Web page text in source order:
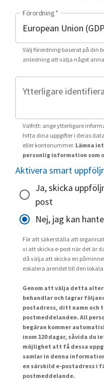
Förordning*
Välj förordning baserat på din
anledning att välja något
Ytterligare
Valfritt: ange ytterligare
hitta dina uppgifter i deras
eller kontonummer. Lämna
personlig information som
Aktivera smart
Ja, skicka
post
Nej, jag kan
För att säkerställa att
vi att skicka e-post när det är
då välja att skicka en
eskalera ärendet till den
Genom att välja detta
behandlar och lagrar
postadress, ditt namn och
postmeddelanden. All
begäran kommer
inom 120 dagar, såvida du
möjlighet att få dessa
samlar in denna
en särskild e-postadress i
postmeddelande.